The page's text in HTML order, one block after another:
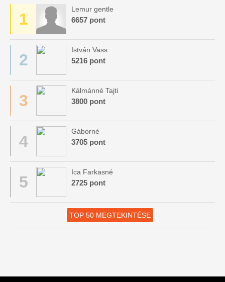
1
Lemur gentle
6657 pont
2
István Vass
5216 pont
3
Kálmánné Tajti
3800 pont
4
Gáborné
3705 pont
5
Ica Farkasné
2725 pont
TOP 50 MEGTEKINTÉSE